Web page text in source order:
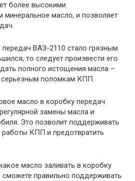
более высокими
минеральное масло, и позволяет
ВАЗ-2110 стало грязным
то следует произвести его
полного истощения масла –
серьезным поломкам КПП.
масло в коробку передач
замены масла и
Это позволит поддерживать
КПП и предотвратить
масло заливать в коробку
правильно поддерживать